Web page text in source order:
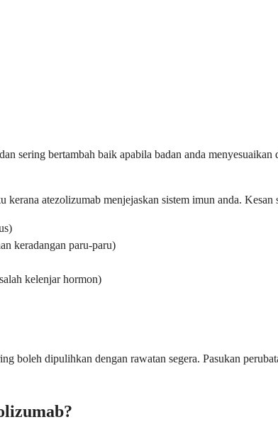
sering bertambah baik apabila badan anda
atezolizumab menjejaskan sistem imun anda.
keradangan paru-paru)
kelenjar hormon)
boleh dipulihkan dengan rawatan segera. Pasukan